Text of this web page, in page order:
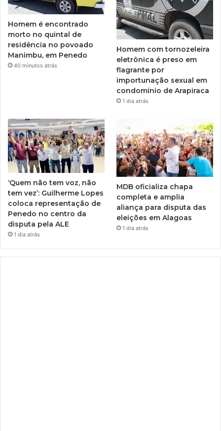
Homem é encontrado
morto no quintal de
residência no povoado
Manimbu, em Penedo
40 minutos atrás
Homem com tornozeleira
eletrônica é preso em
flagrante por
importunação sexual em
condomínio de Arapiraca
1 dia atrás
‘Quem não tem voz, não
tem vez’: Guilherme Lopes
coloca representação de
Penedo no centro da
disputa pela ALE
1 dia atrás
MDB oficializa chapa
completa e amplia
aliança para disputa das
eleições em Alagoas
1 dia atrás